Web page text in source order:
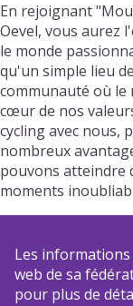
En rejoignant
Oevel, vous aurez
le monde
qu'un simple lieu
communauté où
cœur de nos
cycling avec nous,
nombreux
pouvons atteindre
moments
Les
web de sa
pour plus de